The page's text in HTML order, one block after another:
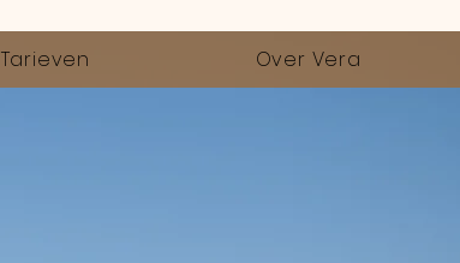
Tarieven Over Vera